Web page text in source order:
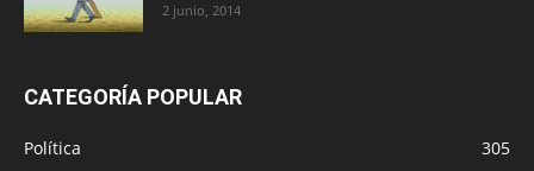
2 junio, 2014
CATEGORÍA POPULAR
Política
305